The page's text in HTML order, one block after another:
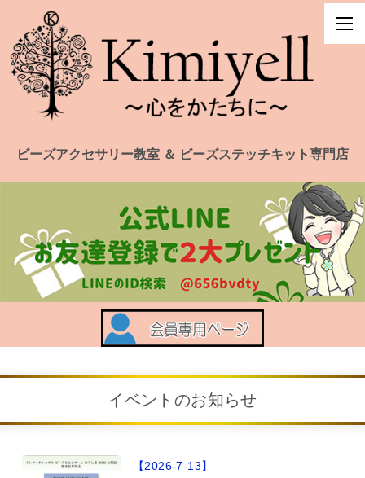
ビーズアクセサリー教室 ＆ ビーズステッチキット専門店
イベントのお知らせ
【2026-7-13】